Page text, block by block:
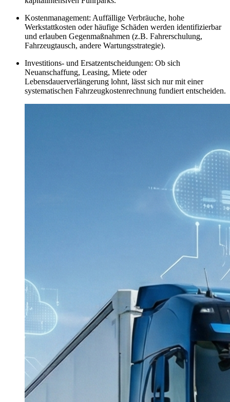
Kostenmanagement: Auffällige Verbräuche, hohe
Werkstattkosten oder häufige Schäden werden identifizierbar
und erlauben Gegenmaßnahmen (z.B. Fahrerschulung,
Fahrzeugtausch, andere Wartungsstrategie).
Investitions- und Ersatzentscheidungen: Ob sich
Neuanschaffung, Leasing, Miete oder
Lebensdauerverlängerung lohnt, lässt sich nur mit einer
systematischen Fahrzeugkostenrechnung fundiert entscheiden.